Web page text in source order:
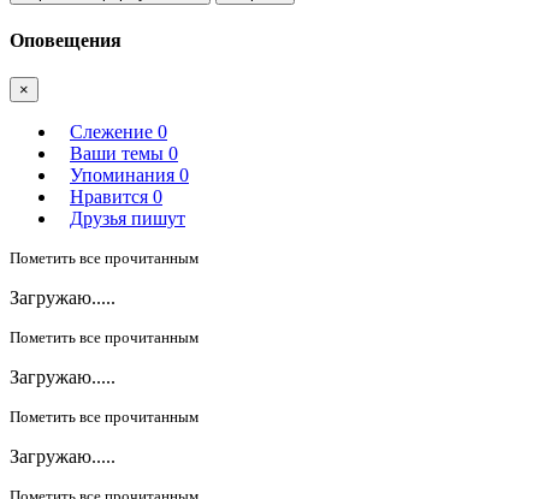
Оповещения
×
Слежение 0
Ваши темы 0
Упоминания 0
Нравится 0
Друзья пишут
Пометить все прочитанным
Загружаю.....
Пометить все прочитанным
Загружаю.....
Пометить все прочитанным
Загружаю.....